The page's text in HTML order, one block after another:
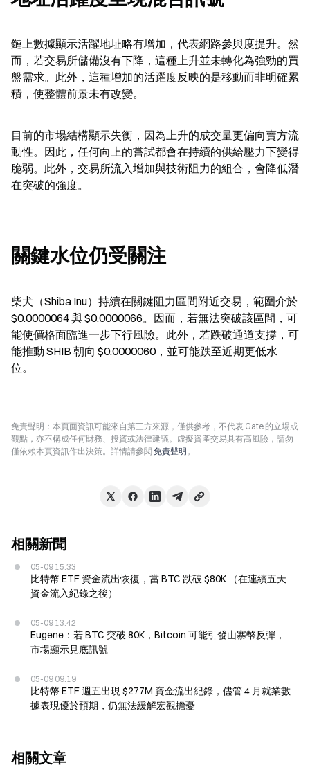
鏈上數據顯示活躍地址略有增加，代表網路參與度提升。然
而，若交易所儲備沒有下降，這種上升並未轉化為強勁的買
盤需求。此外，這種增加的活躍度反映的是移動而非明確累
積，使整體前景未有改變。
目前的市場結構顯示失衡，因為上升的成交量更偏向賣方流
動性。因此，任何向上的嘗試都會在持續的供給壓力下變得
脆弱。此外，交易所流入增加與技術阻力的組合，會降低潛
在突破的強度。
關鍵水位仍受關注
柴犬（Shiba Inu）持續在關鍵阻力區間附近交易，範圍介於
$0.0000064 與 $0.0000066。因而，若無法突破該區間，可
能使價格面臨進一步下行風險。此外，若跌破通道支撐，可
能推動 SHIB 朝向 $0.0000060，並可能跌至近期更低水
位。
免責聲明：本頁面資訊可能來自第三方來源，僅供參考，不代表 Gate 的立場或
觀點，亦不構成任何財務、投資或法律建議。虛擬資產交易具有高風險，請勿
僅依賴本頁資訊作出決策。詳情請參閱 免責聲明。
相關新聞
05-09 15:33
比特幣 ETF 資金流出恢復，當 BTC 跌破 $80K （在連續五天
資金流入紀錄之後）
05-09 13:42
Eugene：若 BTC 突破 80K，Bitcoin 可能引發山寨幣反彈，
市場顯示見底訊號
05-09 09:19
比特幣 ETF 週五出現 $277M 資金流出紀錄，儘管 4 月就業數
據表現優於預期，仍無法緩解宏觀擔憂
相關文章